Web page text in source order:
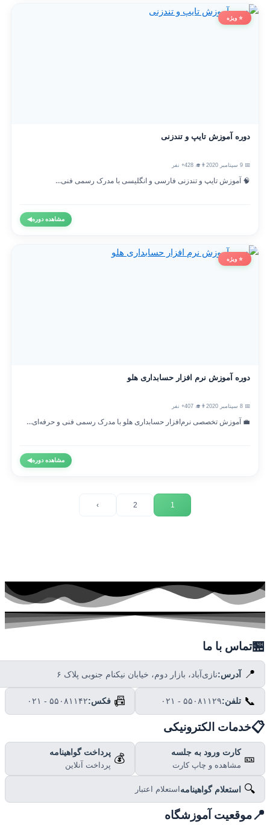
⭐ ویژه
دوره آموزش تایپ و تندزنی
👨‍🎓 428+ نفر
🧠 آموزش تایپ و تندزنی فارسی و انگلیسی با مدرک رسمی فنی...
مشاهده دوره◀
⭐ ویژه
دوره آموزش نرم افزار حسابداری هلو
👨‍🎓 407+ نفر
💼 آموزش تخصصی نرم‌افزار حسابداری هلو با مدرک رسمی فنی و حرفه‌ای...
مشاهده دوره◀
تماس با ما
📍 آدرس:نازی‌آباد، بازار دوم، خیابان نیکنام جنوبی پلاک ۶
📞 تلفن:۰۲۱ - ۵۵۰۸۱۱۲۹ 📠 فکس:۰۲۱ - ۵۵۰۸۱۱۴۲
خدمات الکترونیکی
🎫 کارت ورود به جلسه
مشاهده و چاپ کارت
💰 پرداخت گواهینامه
پرداخت آنلاین
🔍 استعلام گواهینامهاستعلام اعتبار
موقعیت آموزشگاه